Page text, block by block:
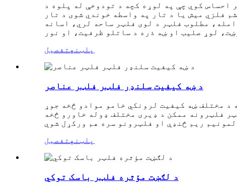
احساس کوي چې په لوړه کچه د تودوخې له پلوه د
فلزي میش یا د تار په واسطه خوندي شوی د تار
مطلوب فلټر د لوی فلټر ساحه لري، اسانه
پلټنه تفصیل
د ښه کیفیت سلنډر فلټر فلټر عناصر
مختلف ښه کیفیت لرونکي خامو موادو څخه جوړ
فلټرونه ممکن د ډیری مختلف ډوله خاورو څخه
پلټنه تفصیل
د لګښت مؤثره فلټر باسک توکي